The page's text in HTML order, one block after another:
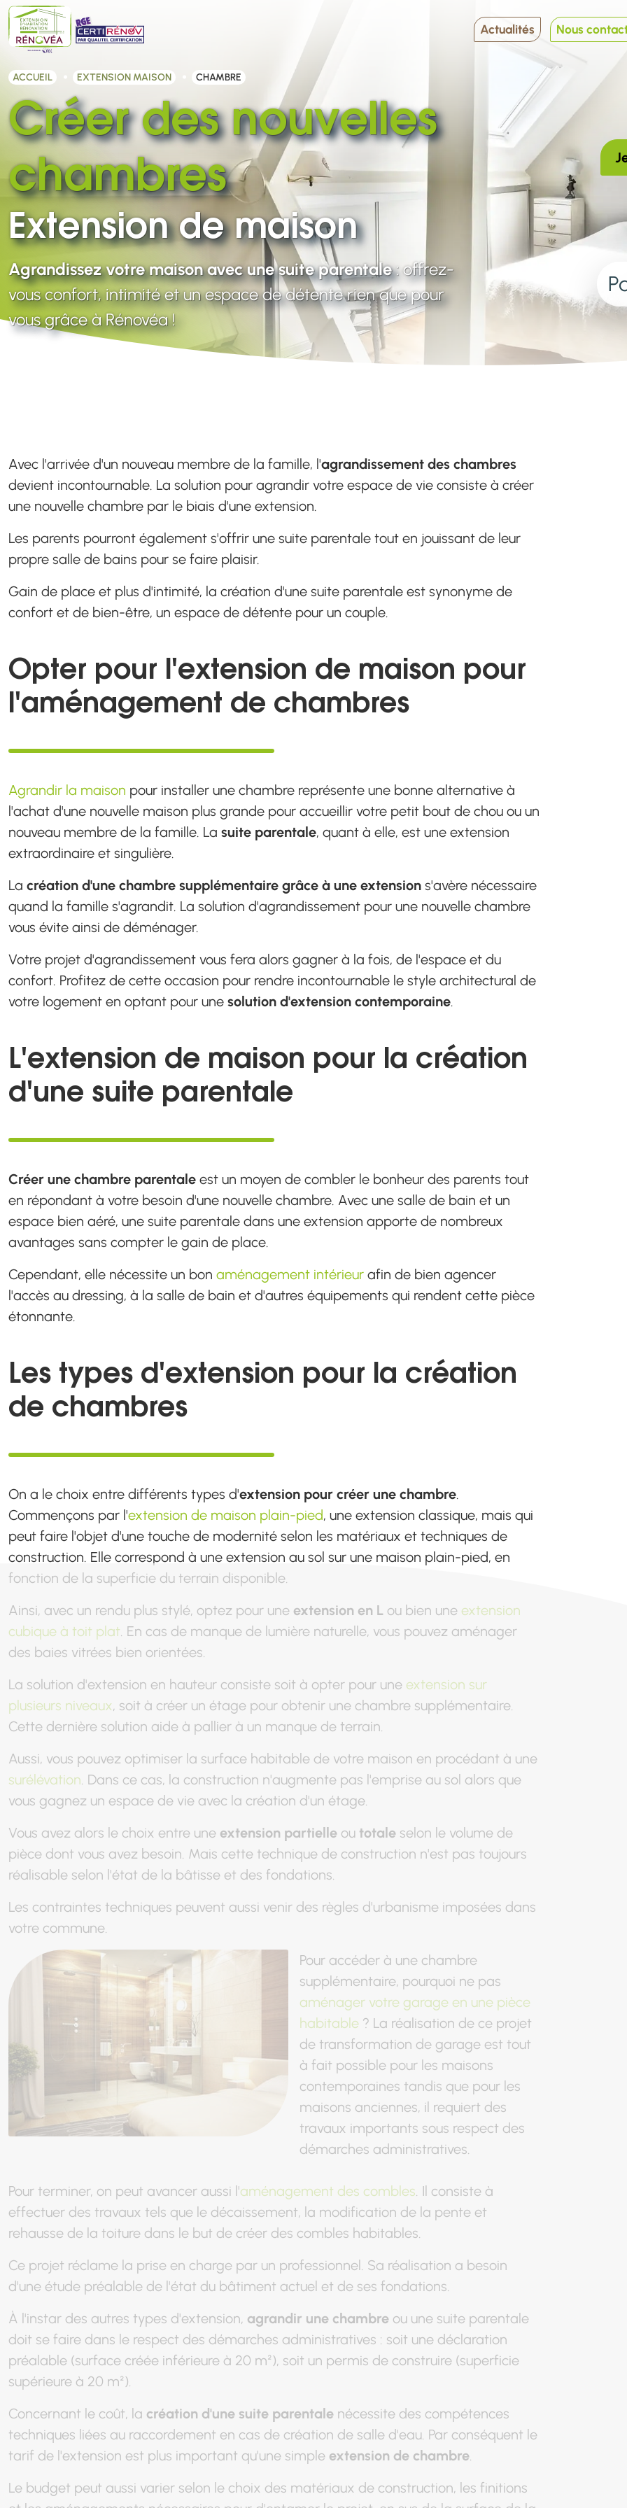
Actualités Nous
ACCUEIL EXTENSION MAISON CHAMBRE
Créer des nouvelles
chambres
Extension de maison
Agrandissez votre maison avec une suite parentale: offrez-
vous confort, intimité et un espace de détente rien que pour
vous grâce à Rénovéa !
Avec l'arrivée d'un nouveau membre de la famille, l'agrandissement des chambres
devient incontournable. La solution pour agrandir votre espace de vie consiste à créer
une nouvelle chambre par le biais d'une extension.
Les parents pourront également s'offrir une suite parentale tout en jouissant de leur
propre salle de bains pour se faire plaisir.
Gain de place et plus d'intimité, la création d'une suite parentale est synonyme de
confort et de bien-être, un espace de détente pour un couple.
Opter pour l'extension de maison pour
l'aménagement de chambres
Agrandir la maison pour installer une chambre représente une bonne alternative à
l'achat d'une nouvelle maison plus grande pour accueillir votre petit bout de chou ou un
nouveau membre de la famille. La suite parentale, quant à elle, est une extension
extraordinaire et singulière.
La création d'une chambre supplémentaire grâce à une extension s'avère nécessaire
quand la famille s'agrandit. La solution d'agrandissement pour une nouvelle chambre
vous évite ainsi de déménager.
Votre projet d'agrandissement vous fera alors gagner à la fois, de l'espace et du
confort. Profitez de cette occasion pour rendre incontournable le style architectural de
votre logement en optant pour une solution d'extension contemporaine.
L'extension de maison pour la création
d'une suite parentale
Créer une chambre parentale est un moyen de combler le bonheur des parents tout
en répondant à votre besoin d'une nouvelle chambre. Avec une salle de bain et un
espace bien aéré, une suite parentale dans une extension apporte de nombreux
avantages sans compter le gain de place.
Cependant, elle nécessite un bon aménagement intérieur afin de bien agencer
l'accès au dressing, à la salle de bain et d'autres équipements qui rendent cette pièce
étonnante.
Les types d'extension pour la création
de chambres
On a le choix entre différents types d'extension pour créer une chambre.
Commençons par l'extension de maison plain-pied, une extension classique, mais qui
peut faire l'objet d'une touche de modernité selon les matériaux et techniques de
construction. Elle correspond à une extension au sol sur une maison plain-pied, en
fonction de la superficie du terrain disponible.
Ainsi, avec un rendu plus stylé, optez pour une extension en L ou bien une extension
cubique à toit plat. En cas de manque de lumière naturelle, vous pouvez aménager
des baies vitrées bien orientées.
La solution d'extension en hauteur consiste soit à opter pour une extension sur
plusieurs niveaux, soit à créer un étage pour obtenir une chambre supplémentaire.
Cette dernière solution aide à pallier à un manque de terrain.
Aussi, vous pouvez optimiser la surface habitable de votre maison en procédant à une
surélévation. Dans ce cas, la construction n'augmente pas l'emprise au sol alors que
vous gagnez un espace de vie avec la création d'un étage.
Vous avez alors le choix entre une extension partielle ou totale selon le volume de
pièce dont vous avez besoin. Mais cette technique de construction n'est pas toujours
réalisable selon l'état de la bâtisse et des fondations.
Les contraintes techniques peuvent aussi venir des règles d'urbanisme imposées dans
votre commune.
Pour accéder à une chambre
supplémentaire, pourquoi ne pas
aménager votre garage en une pièce
habitable ? La réalisation de ce projet
de transformation de garage est tout
à fait possible pour les maisons
contemporaines tandis que pour les
maisons anciennes, il requiert des
travaux importants sous respect des
démarches administratives.
Pour terminer, on peut avancer aussi l'aménagement des combles. Il consiste à
effectuer des travaux tels que le décaissement, la modification de la pente et
rehausse de la toiture dans le but de créer des combles habitables.
Ce projet réclame la prise en charge par un professionnel. Sa réalisation a besoin
d'une étude préalable de l'état du bâtiment actuel et de ses fondations.
À l'instar des autres types d'extension, agrandir une chambre ou une suite parentale
doit se faire dans le respect des démarches administratives : soit une déclaration
préalable (surface créée inférieure à 20 m²), soit un permis de construire (superficie
supérieure à 20 m²).
Concernant le coût, la création d'une suite parentale nécessite des compétences
techniques liées au raccordement en cas de création de salle d'eau. Par conséquent le
tarif de l'extension est plus important qu'une simple extension de chambre.
Le budget peut aussi varier selon le choix des matériaux de construction, les finitions